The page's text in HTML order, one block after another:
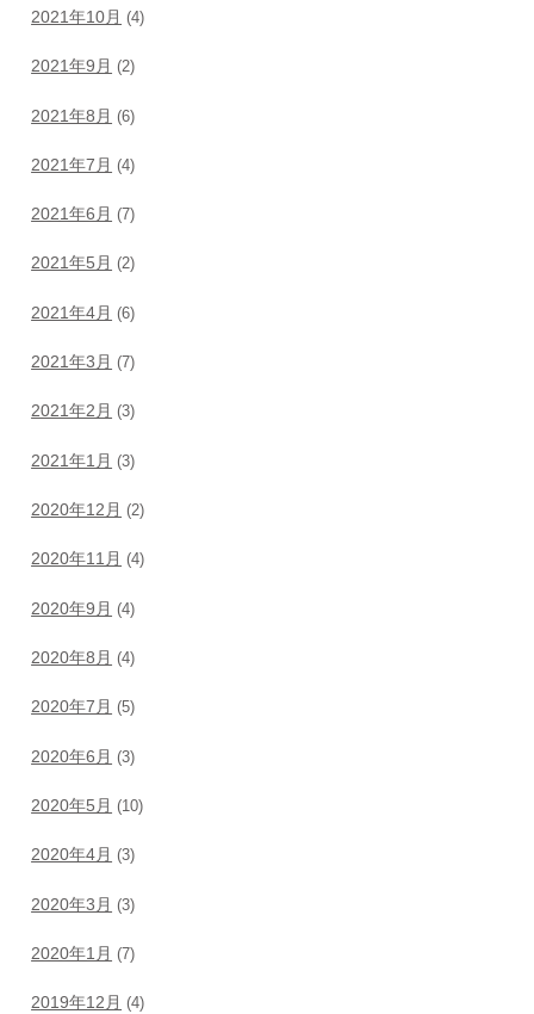
2021年10月 (4)
2021年9月 (2)
2021年8月 (6)
2021年7月 (4)
2021年6月 (7)
2021年5月 (2)
2021年4月 (6)
2021年3月 (7)
2021年2月 (3)
2021年1月 (3)
2020年12月 (2)
2020年11月 (4)
2020年9月 (4)
2020年8月 (4)
2020年7月 (5)
2020年6月 (3)
2020年5月 (10)
2020年4月 (3)
2020年3月 (3)
2020年1月 (7)
2019年12月 (4)